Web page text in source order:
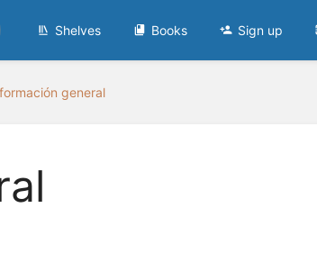
Shelves Books Sign up
general